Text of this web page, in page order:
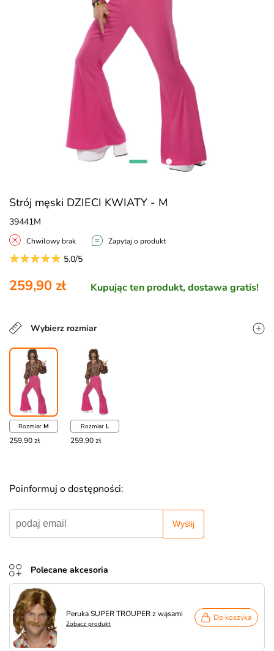
Strój męski DZIECI KWIATY - M
39441M
Chwilowy brak Zapytaj o produkt
5.0/5
Kupując ten produkt, dostawa gratis!
259,90 zł
Poinformuj o dostępności:
Wyślij
Wybierz rozmiar
Rozmiar M
259,90 zł
Rozmiar L
259,90 zł
Polecane akcesoria
Peruka SUPER TROUPER z wąsami
Zobacz produkt
Do koszyka